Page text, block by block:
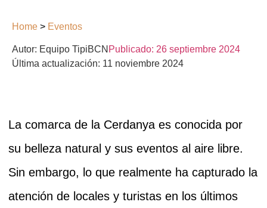
Home > Eventos
Autor: Equipo TipiBCN Publicado: 26 septiembre 2024
Última actualización: 11 noviembre 2024
La comarca de la Cerdanya es conocida por
su belleza natural y sus eventos al aire libre.
Sin embargo, lo que realmente ha capturado la
atención de locales y turistas en los últimos